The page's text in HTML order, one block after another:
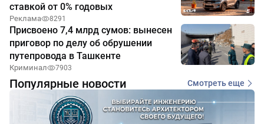
ставкой от 0% годовых
Реклама 8291
Присвоено 7,4 млрд сумов: вынесен
приговор по делу об обрушении
путепровода в Ташкенте
Криминал 7903
Популярные новости Смотреть еще